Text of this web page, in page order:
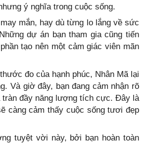
ý nghĩa trong cuộc sống.
mắn, hay dù từng lo lắng về sức
dự án bạn tham gia cũng tiến
tạo nên một cảm giác viên mãn
đo của hạnh phúc, Nhân Mã lại
Và giờ đây, bạn đang cảm nhận rõ
tràn đầy năng lượng tích cực. Đây là
càng cảm thấy cuộc sống tươi đẹp
tuyệt vời này, bởi bạn hoàn toàn